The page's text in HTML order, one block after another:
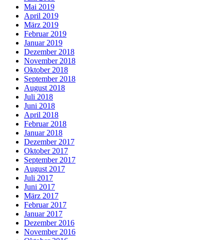
Mai 2019
April 2019
März 2019
Februar 2019
Januar 2019
Dezember 2018
November 2018
Oktober 2018
September 2018
August 2018
Juli 2018
Juni 2018
April 2018
Februar 2018
Januar 2018
Dezember 2017
Oktober 2017
September 2017
August 2017
Juli 2017
Juni 2017
März 2017
Februar 2017
Januar 2017
Dezember 2016
November 2016